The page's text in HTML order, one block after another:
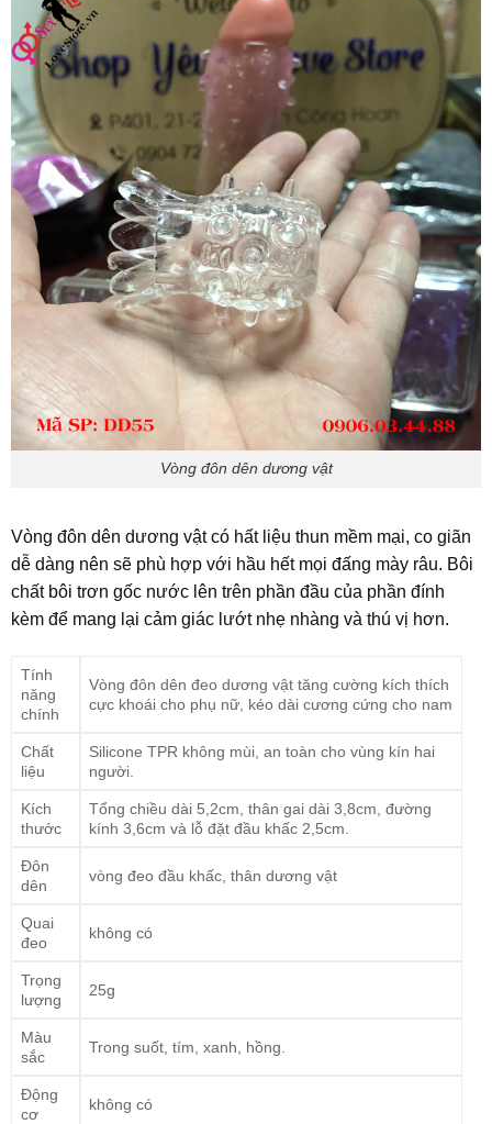
Vòng đôn dên dương vật
Vòng đôn dên dương vật có hất liệu thun mềm mại, co giãn
dễ dàng nên sẽ phù hợp với hầu hết mọi đấng mày râu. Bôi
chất bôi trơn gốc nước lên trên phần đầu của phần đính
kèm để mang lại cảm giác lướt nhẹ nhàng và thú vị hơn.
Tính
năng
chính
Vòng đôn dên đeo dương vật tăng cường kích thích
cực khoái cho phụ nữ, kéo dài cương cứng cho nam
Chất
liệu
Silicone TPR không mùi, an toàn cho vùng kín hai
người.
Kích
thước
Tổng chiều dài 5,2cm, thân gai dài 3,8cm, đường
kính 3,6cm và lỗ đặt đầu khấc 2,5cm.
Đôn
dên
vòng đeo đầu khấc, thân dương vật
Quai
đeo
không có
Trọng
lượng
25g
Màu
sắc
Trong suốt, tím, xanh, hồng.
Động
cơ
không có